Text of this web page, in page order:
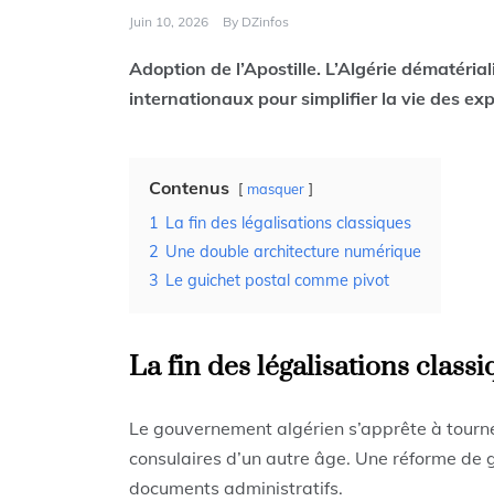
Juin 10, 2026 By DZinfos
Adoption de l’Apostille. L’Algérie
internationaux pour simplifier la vie des
Contenus masquer
1 La fin des légalisations classiques
2 Une double architecture numérique
3 Le guichet postal comme pivot
La fin des légalisations
Le gouvernement algérien s’apprête à
consulaires d’un autre âge. Une réforme
documents administratifs.